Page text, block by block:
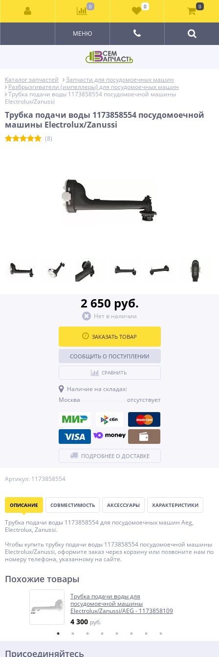
МЕНЮ
Каталог запчастей
Запчасти для посудомоечных машин
Разбрызгиватели (импеллеры) для посудомоечных машин
Трубка подачи воды 1173858554 посудомоечной машины
Electrolux/Zanussi
Трубка подачи воды 1173858554 посудомоечной
машины Electrolux/Zanussi
(8)
Артикул: 1173858554
2 650 руб.
Нет в наличии
ЗАКАЗАТЬ ТОВАР
СООБЩИТЬ О ПОСТУПЛЕНИИ
СРАВНИТЬ
Наличие на складах:
Москва
отсутствует
ПОДРОБНЕЕ О ДОСТАВКЕ
ОПИСАНИЕ СОВМЕСТИМОСТЬ АКСЕССУАРЫ ХАРАКТЕРИСТИКИ
Трубка подачи воды 1173858554 для посудомоечных машин Aeg,
Electrolux, Zanussi.
Чтобы купить трубку подачи воды 1173858554 посудомоечной машины
Electrolux/Zanussi, оформите заказ через корзину или позвоните нам по
номеру телефона, указанному на сайте.
Похожие товары
Трубка подачи воды для
посудомоечной машины
Electrolux/Zanussi/AEG - 1173858109
4 300 руб.
Присоединяйтесь
0 0 0